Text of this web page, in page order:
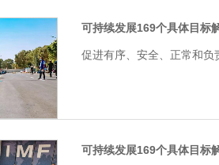
可持续发展169个具体目标
促进有序、安全、正常和
可持续发展169个具体目标